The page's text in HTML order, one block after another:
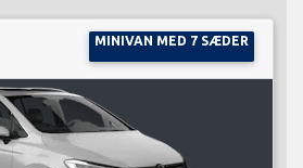
MINIVAN MED 7 SÆDER